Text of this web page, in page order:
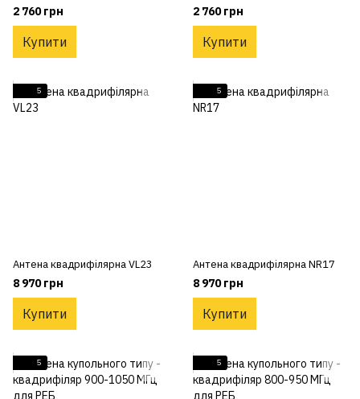
2 760 грн
Купити
2 760 грн
Купити
5
Антена квадрифілярна VL23
8 970 грн
Купити
5
Антена квадрифілярна NR17
8 970 грн
Купити
5 5